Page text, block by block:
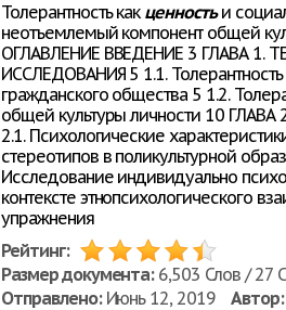
Толерантность как ценностьи
неотъемлемый компонент общей
ОГЛАВЛЕНИЕ ВВЕДЕНИЕ 3 ГЛАВА 1.
ИССЛЕДОВАНИЯ 5 1.1.
гражданского общества 5 1.2.
общей культуры личности 10
2.1. Психологические
стереотипов в поликультурной
Исследование индивидуально
контексте этнопсихологического
упражнения
Рейтинг:
Размер документа:6,503 Слов / 27
Отправлено:Июнь 12, 2019 Автор: